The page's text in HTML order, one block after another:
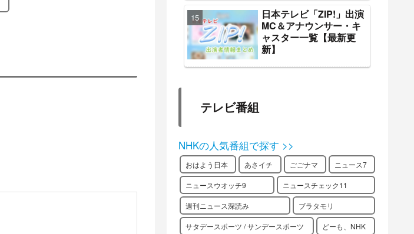
日本テレビ「ZIP!」出演
MC＆アナウンサー・キ
ャスター一覧【最新更
新】
テレビ番組
NHKの人気番組で探す >>
おはよう日本 あさイチ ごごナマ ニュース7
ニュースウオッチ9 ニュースチェック11
週刊ニュース深読み ブラタモリ
サタデースポーツ / サンデースポーツ どーも、NHK